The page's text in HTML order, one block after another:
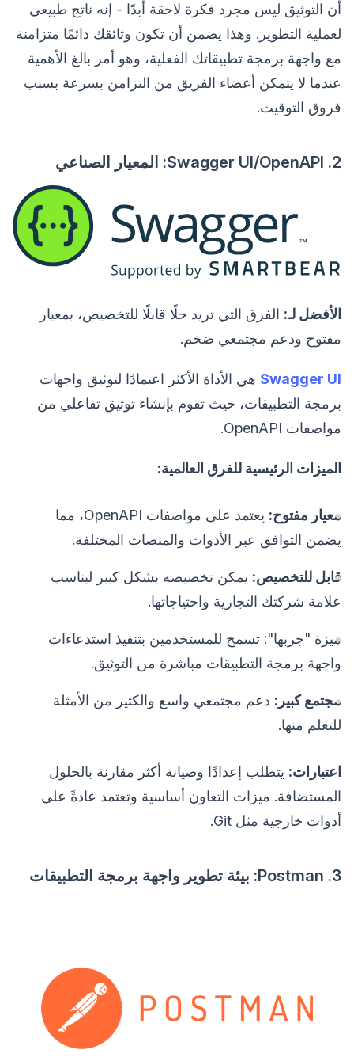
أن التوثيق ليس مجرد فكرة لاحقة أبدًا - إنه ناتج طبيعي
لعملية التطوير. وهذا يضمن أن تكون وثائقك دائمًا متزامنة
مع واجهة برمجة تطبيقاتك الفعلية، وهو أمر بالغ الأهمية
عندما لا يتمكن أعضاء الفريق من التزامن بسرعة بسبب
فروق التوقيت.
2. Swagger UI/OpenAPI: المعيار الصناعي
الأفضل لـ: الفرق التي تريد حلًا قابلًا للتخصيص، بمعيار
مفتوح ودعم مجتمعي ضخم.
Swagger UI هي الأداة الأكثر اعتمادًا لتوثيق واجهات
برمجة التطبيقات، حيث تقوم بإنشاء توثيق تفاعلي من
مواصفات OpenAPI.
الميزات الرئيسية للفرق العالمية:
معيار مفتوح:
يعتمد على مواصفات OpenAPI، مما
يضمن التوافق عبر الأدوات والمنصات المختلفة.
قابل للتخصيص: يمكن تخصيصه بشكل كبير ليناسب
علامة شركتك التجارية واحتياجاتها.
ميزة "جربها": تسمح للمستخدمين بتنفيذ استدعاءات
واجهة برمجة التطبيقات مباشرة من التوثيق.
مجتمع كبير: دعم مجتمعي واسع والكثير من الأمثلة
للتعلم منها.
اعتبارات: يتطلب إعدادًا وصيانة أكثر مقارنة بالحلول
المستضافة. ميزات التعاون أساسية وتعتمد عادةً على
أدوات خارجية مثل Git.
3. Postman: بيئة تطوير واجهة برمجة التطبيقات